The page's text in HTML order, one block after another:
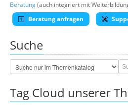
Beratung(auch integriert mit
Beratung anfragen
Suche
Tag Cloud unserer